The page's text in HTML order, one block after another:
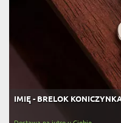
IMIĘ - BRELOK